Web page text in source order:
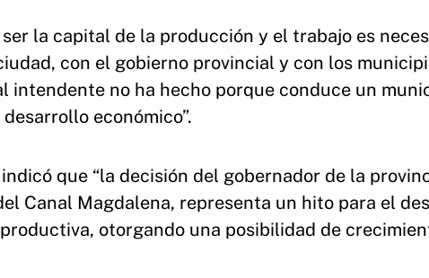
la capital de la producción y el trabajo es
con el gobierno provincial y con los
intendente no ha hecho porque conduce un
económico”.
que “la decisión del gobernador de la
Canal Magdalena, representa un hito para el
otorgando una posibilidad de